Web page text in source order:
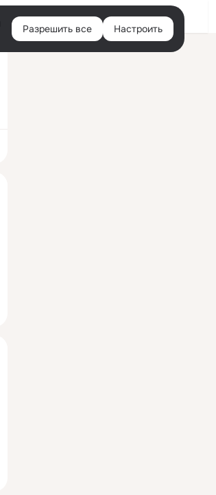
Войти
Разрешить все Настроить